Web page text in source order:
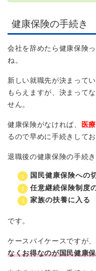
健康保険の手続き
会社を辞めたら健康保険
ね。
新しい就職先が決まって
もらえますが、決まって
せん。
健康保険がなければ、 医
るので早めに手続きしてお
退職後の健康保険の手続
国民健康保険への
任意継続保険制度
家族の扶養に入る
です。
ケースバイケースですが
なくお得なのが国民健康